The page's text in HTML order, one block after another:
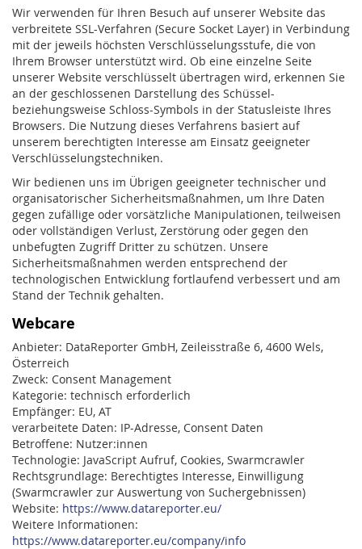
Wir verwenden für Ihren Besuch auf unserer Website das
verbreitete SSL-Verfahren (Secure Socket Layer) in Verbindung
mit der jeweils höchsten Verschlüsselungsstufe, die von
Ihrem Browser unterstützt wird. Ob eine einzelne Seite
unserer Website verschlüsselt übertragen wird, erkennen Sie
an der geschlossenen Darstellung des Schüssel-
beziehungsweise Schloss-Symbols in der Statusleiste Ihres
Browsers. Die Nutzung dieses Verfahrens basiert auf
unserem berechtigten Interesse am Einsatz geeigneter
Verschlüsselungstechniken.
Wir bedienen uns im Übrigen geeigneter technischer und
organisatorischer Sicherheitsmaßnahmen, um Ihre Daten
gegen zufällige oder vorsätzliche Manipulationen, teilweisen
oder vollständigen Verlust, Zerstörung oder gegen den
unbefugten Zugriff Dritter zu schützen. Unsere
Sicherheitsmaßnahmen werden entsprechend der
technologischen Entwicklung fortlaufend verbessert und am
Stand der Technik gehalten.
Webcare
Anbieter: DataReporter GmbH, Zeileisstraße 6, 4600 Wels,
Österreich
Zweck: Consent Management
Kategorie: technisch erforderlich
Empfänger: EU, AT
verarbeitete Daten: IP-Adresse, Consent Daten
Betroffene: Nutzer:innen
Technologie: JavaScript Aufruf, Cookies, Swarmcrawler
Rechtsgrundlage: Berechtigtes Interesse, Einwilligung
(Swarmcrawler zur Auswertung von Suchergebnissen)
Website: https://www.datareporter.eu/
Weitere Informationen:
https://www.datareporter.eu/company/info